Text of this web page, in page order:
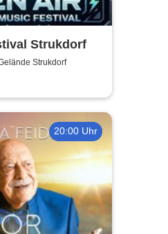
Strukdorf
Strukdorf
20:00 Uhr